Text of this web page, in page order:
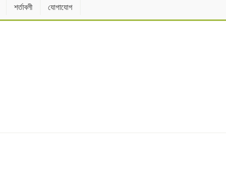
শর্তাবলী যোগাযোগ